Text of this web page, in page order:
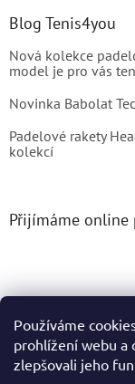
Používáme
prohlížení webu a
zlepšovali jeho
Blog Tenis4you
Nová kolekce
model je pro vás
Novinka Babolat
Padelové rakety
kolekcí
Přijímáme online